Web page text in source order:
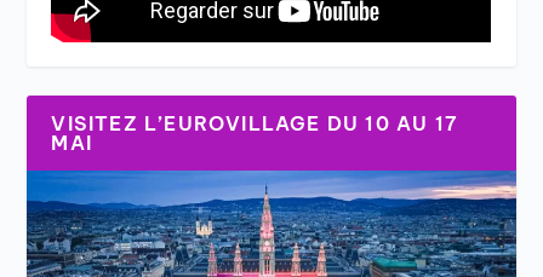
VISITEZ L’EUROVILLAGE DU 10 AU 17
MAI